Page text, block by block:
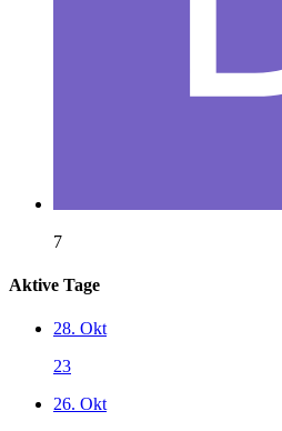
7
Aktive Tage
28. Okt
23
26. Okt